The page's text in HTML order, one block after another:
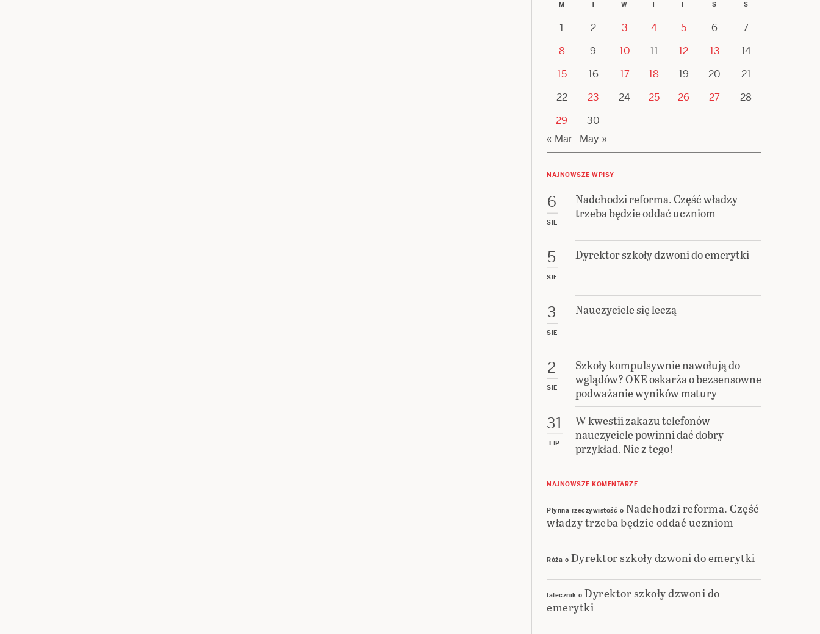
M T W T F S S
1 2 3 4 5 6
7
8
9 10 11 12 13
14
15
16 17 18 19 20
21
22
23 24 25 26 27
28
29
30
« Mar
May »
NAJNOWSZE WPISY
6
SIE
Nadchodzi reforma. Część władzy
trzeba będzie oddać uczniom
5
SIE
Dyrektor szkoły dzwoni do emerytki
3
SIE
Nauczyciele się leczą
2
SIE
Szkoły kompulsywnie nawołują do
wglądów? OKE oskarża o bezsensowne
podważanie wyników matury
31
LIP
W kwestii zakazu telefonów
nauczyciele powinni dać dobry
przykład. Nic z tego!
NAJNOWSZE KOMENTARZE
Płynna rzeczywistość o Nadchodzi reforma. Część
władzy trzeba będzie oddać uczniom
Róża o Dyrektor szkoły dzwoni do emerytki
lalecznik o Dyrektor szkoły dzwoni do
emerytki